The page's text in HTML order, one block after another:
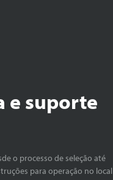
e suporte
o processo de seleção até
para operação no local